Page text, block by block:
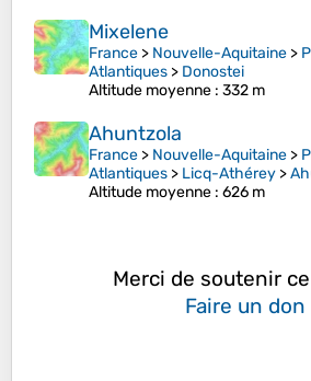
Mixelene
France > Nouvelle-Aquitaine >
Atlantiques > Donostei
Altitude moyenne : 332 m
Ahuntzola
France > Nouvelle-Aquitaine >
Atlantiques > Licq-Athérey >
Altitude moyenne : 626 m
Merci de soutenir
Faire un don